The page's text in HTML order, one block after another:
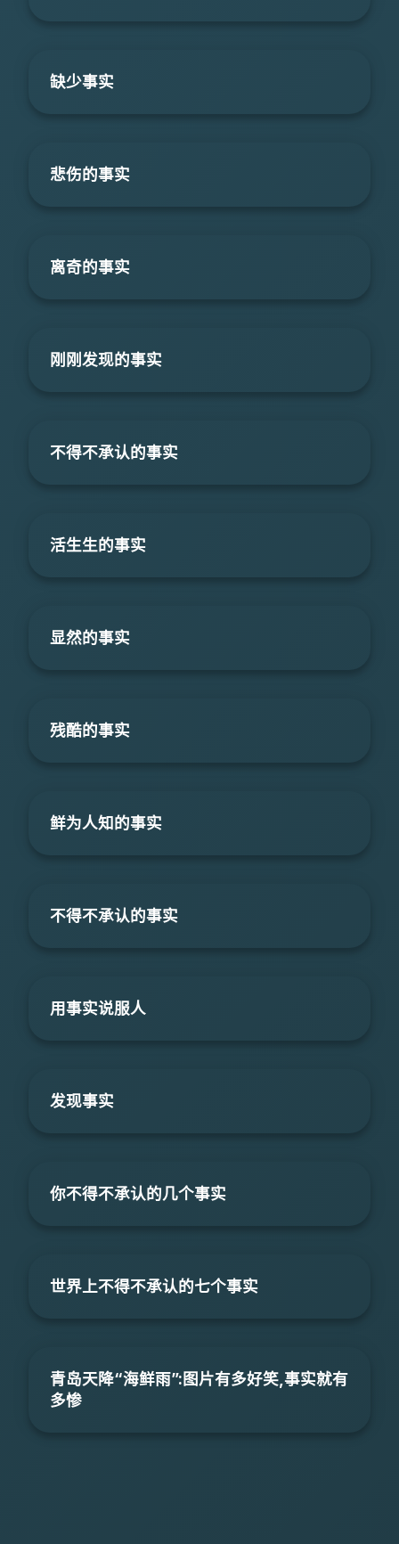
缺少事实
悲伤的事实
离奇的事实
刚刚发现的事实
不得不承认的事实
活生生的事实
显然的事实
残酷的事实
鲜为人知的事实
不得不承认的事实
用事实说服人
发现事实
你不得不承认的几个事实
世界上不得不承认的七个事实
青岛天降“海鲜雨”:图片有多好笑,事实就有
多惨